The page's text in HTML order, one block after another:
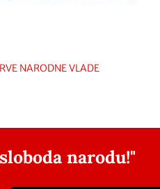
NARODNE VLADE
narodu!"